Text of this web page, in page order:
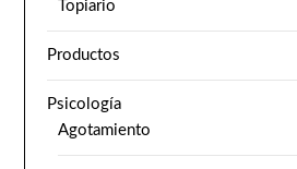
Topiario
Productos
Psicología
Agotamiento